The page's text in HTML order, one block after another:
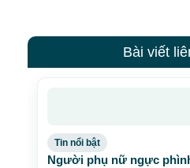
Bài viết
Tin nổi bật
Người phụ nữ ngực